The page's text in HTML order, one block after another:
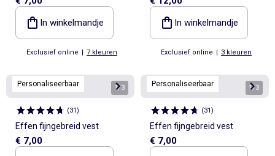
In winkelmandje
Exclusief online | 7 kleuren
pointelletricot
In winkelmandje
Exclusief online | 3 kleuren
Personaliseerbaar 1/3
(31)
Effen fijngebreid vest
€ 7,00
Personaliseerbaar 1/3
(31)
Effen fijngebreid vest
€ 7,00